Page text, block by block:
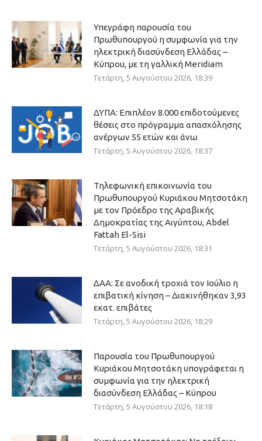
Υπεγράφη παρουσία του
Πρωθυπουργού η συμφωνία για την
ηλεκτρική διασύνδεση Ελλάδας –
Κύπρου, με τη γαλλική Meridiam
Τετάρτη, 5 Αυγούστου 2026, 18:39
ΔΥΠΑ: Επιπλέον 8.000 επιδοτούμενες
θέσεις στο πρόγραμμα απασχόλησης
ανέργων 55 ετών και άνω
Τετάρτη, 5 Αυγούστου 2026, 18:37
Τηλεφωνική επικοινωνία του
Πρωθυπουργού Κυριάκου Μητσοτάκη
με τον Πρόεδρο της Αραβικής
Δημοκρατίας της Αιγύπτου, Abdel
Fattah El-Sisi
Τετάρτη, 5 Αυγούστου 2026, 18:31
ΔΑΑ: Σε ανοδική τροχιά τον Ιούλιο η
επιβατική κίνηση – Διακινήθηκαν 3,93
εκατ. επιβάτες
Τετάρτη, 5 Αυγούστου 2026, 18:29
Παρουσία του Πρωθυπουργού
Κυριάκου Μητσοτάκη υπογράφεται η
συμφωνία για την ηλεκτρική
διασύνδεση Ελλάδας – Κύπρου
Τετάρτη, 5 Αυγούστου 2026, 18:18